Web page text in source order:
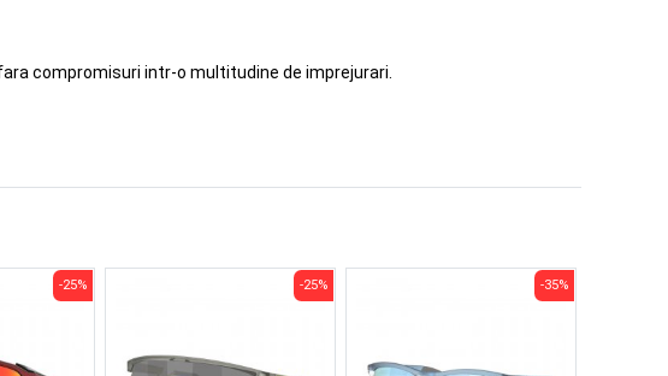
compromisuri intr-o multitudine de imprejurari.
-25% -25% -35%